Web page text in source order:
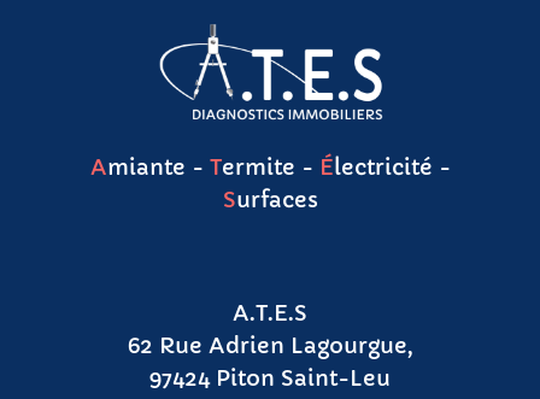
A.T.E.S
62 Rue Adrien Lagourgue,
97424 Piton Saint-Leu
Amiante - Termite - Électricité -
Surfaces